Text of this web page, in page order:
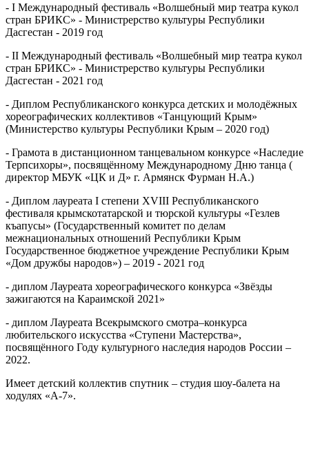
- I Международный фестиваль «Волшебный мир театра кукол
стран БРИКС» - Министрерство культуры Республики
Дасгестан - 2019 год
- II Международный фестиваль «Волшебный мир театра кукол
стран БРИКС» - Министрерство культуры Республики
Дасгестан - 2021 год
- Диплом Республиканского конкурса детских и молодёжных
хореографических коллективов «Танцующий Крым»
(Министерство культуры Республики Крым – 2020 год)
- Грамота в дистанционном танцевальном конкурсе «Наследие
Терпсихоры», посвящённому Международному Дню танца (
директор МБУК «ЦК и Д» г. Армянск Фурман Н.А.)
- Диплом лауреата I степени XVIII Республиканского
фестиваля крымскотатарской и тюрской культуры «Гезлев
къапусы» (Государственный комитет по делам
межнациональных отношений Республики Крым
Государственное бюджетное учреждение Республики Крым
«Дом дружбы народов») – 2019 - 2021 год
- диплом Лауреата хореографического конкурса «Звёзды
зажигаются на Караимской 2021»
- диплом Лауреата Всекрымского смотра–конкурса
любительского искусства «Ступени Мастерства»,
посвящённого Году культурного наследия народов России –
2022.
Имеет детский коллектив спутник – студия шоу-балета на
ходулях «А-7».